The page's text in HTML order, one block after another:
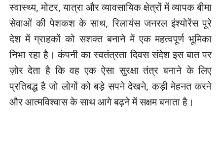
स्वास्थ्य, मोटर, यात्रा और व्यावसायिक क्षेत्रों में व्यापक बीमा
सेवाओं की पेशकश के साथ, रिलायंस जनरल इंश्योरेंस पूरे
देश में ग्राहकों को सशक्त बनाने में एक महत्वपूर्ण भूमिका
निभा रहा है। कंपनी का स्वतंत्रता दिवस संदेश इस बात पर
ज़ोर देता है कि वह एक ऐसा सुरक्षा तंत्र बनाने के लिए
प्रतिबद्ध है जो लोगों को बड़े सपने देखने, कड़ी मेहनत करने
और आत्मविश्वास के साथ आगे बढ़ने में सक्षम बनाता है।